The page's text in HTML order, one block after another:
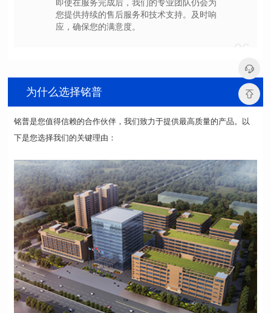
应，确保您的满意度。
为什么选择铭普
下是您选择我们的关键理由：